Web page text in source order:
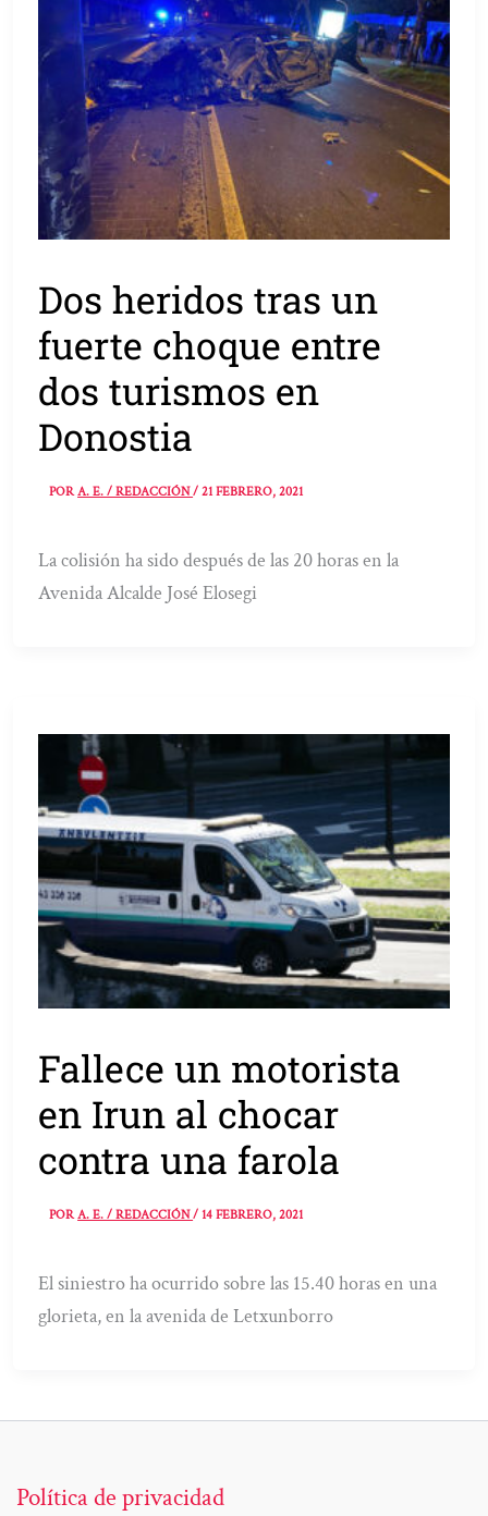
Dos heridos tras un
fuerte choque entre
dos turismos en
Donostia
PORA. E. / REDACCIÓN/21 FEBRERO, 2021
La colisión ha sido después de las 20 horas en la
Avenida Alcalde José Elosegi
Fallece un motorista
en Irun al chocar
contra una farola
PORA. E. / REDACCIÓN/14 FEBRERO, 2021
El siniestro ha ocurrido sobre las 15.40 horas en una
glorieta, en la avenida de Letxunborro
Política de privacidad